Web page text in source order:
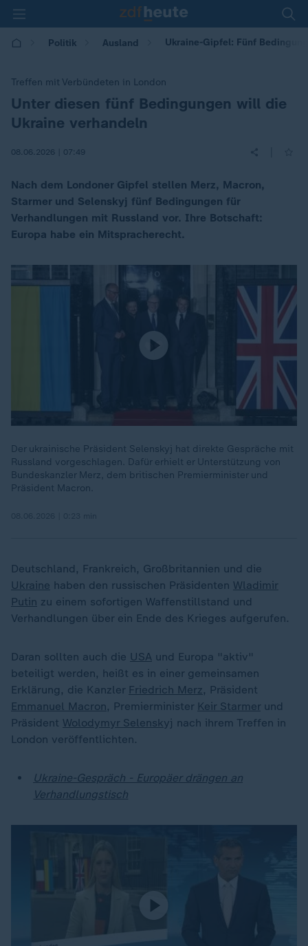
Politik Ausland Ukraine-Gipfel: Fünf
Treffen mit Verbündeten in London
:Unter diesen fünf Bedingungen will die
Ukraine verhandeln
08.06.2026 | 07:49
Nach dem Londoner Gipfel stellen Merz, Macron,
Starmer und Selenskyj fünf Bedingungen für
Verhandlungen mit Russland vor. Ihre Botschaft:
Europa habe ein Mitspracherecht.
Der ukrainische Präsident Selenskyj hat direkte Gespräche mit
Russland vorgeschlagen. Dafür erhielt er Unterstützung von
Bundeskanzler Merz, dem britischen Premierminister und
Präsident Macron.
Deutschland, Frankreich, Großbritannien und die
Ukraine haben den russischen Präsidenten Wladimir
Putin zu einem sofortigen Waffenstillstand und
Verhandlungen über ein Ende des Krieges aufgerufen.
Daran sollten auch die USA und Europa "aktiv"
beteiligt werden, heißt es in einer gemeinsamen
Erklärung, die Kanzler Friedrich Merz, Präsident
Emmanuel Macron, Premierminister Keir Starmer und
Präsident Wolodymyr Selenskyj nach ihrem Treffen in
London veröffentlichten.
Ukraine-Gespräch - Europäer drängen an
Verhandlungstisch